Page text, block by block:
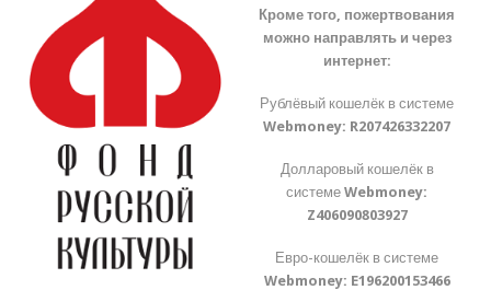
Кроме того, пожертвования
можно направлять и через
интернет:
Рублёвый кошелёк в системе
Webmoney: R207426332207
Долларовый кошелёк в
системеWebmoney:
Z406090803927
Евро-кошелёк в системе
Webmoney: E196200153466